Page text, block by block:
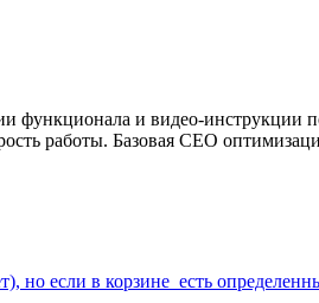
функционала и видео-инструкции
работы. Базовая СЕО
но если в корзине есть